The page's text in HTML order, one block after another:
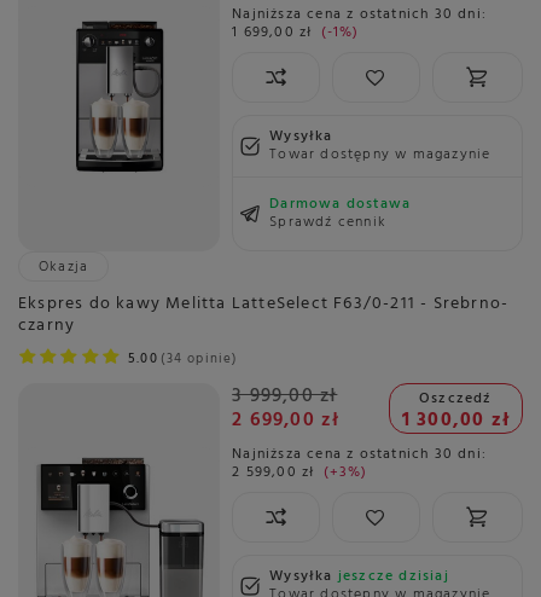
Najniższa cena z ostatnich 30 dni:
1 699,00 zł -1%
Wysyłka
Towar dostępny w magazynie
Darmowa dostawa
Sprawdź cennik
Okazja
Ekspres do kawy Melitta LatteSelect F63/0-211 - Srebrno-
czarny
5.00 34 opinie
3 999,00 zł
2 699,00 zł
Oszczedź
1 300,00 zł
Najniższa cena z ostatnich 30 dni:
2 599,00 zł +3%
Wysyłkajeszcze dzisiaj